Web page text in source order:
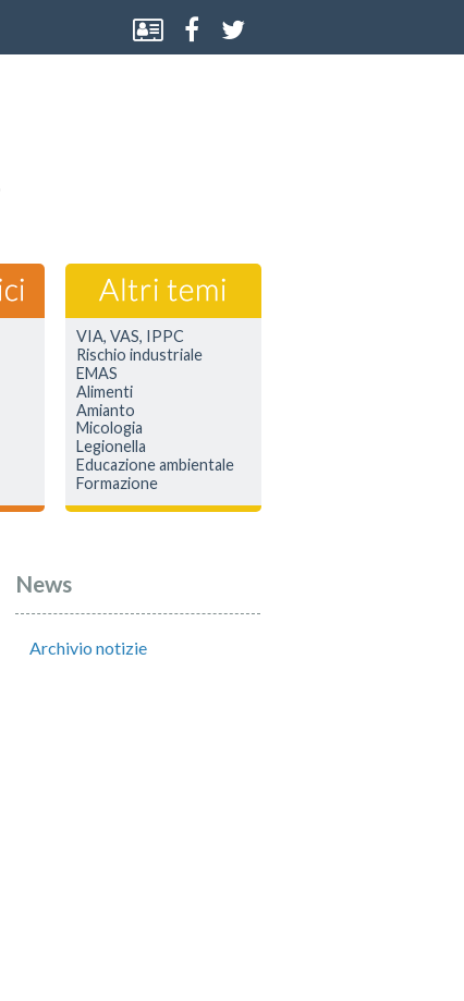
VIA, VAS, IPPC
Rischio industriale
EMAS
Alimenti
Amianto
Micologia
Legionella
Educazione ambientale
Formazione
News
Archivio notizie